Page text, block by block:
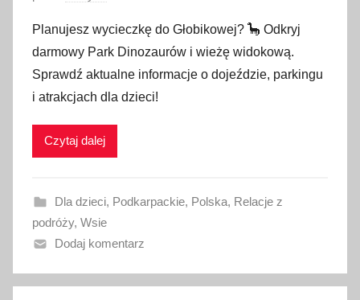
u
b
l
i
w
n
o
5
i
Planujesz wycieczkę do Głobikowej? 🦕 Odkryj
darmowy Park Dinozaurów i wieżę widokową.
Sprawdź aktualne informacje o dojeździe, parkingu
i atrakcjach dla dzieci!
Czytaj dalej
Dla dzieci, Podkarpackie, Polska, Relacje z
podróży, Wsie
Dodaj komentarz